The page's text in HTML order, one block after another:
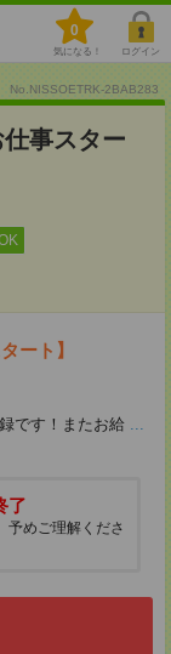
0
気になる！ ログイン
No.NISSOETRK-2BAB283
事スター
ート】
です！またお給 ...
了
予めご理解くださ